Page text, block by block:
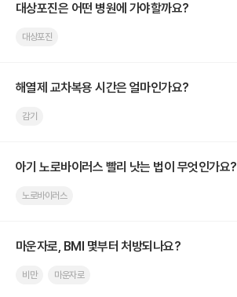
대상포진은 어떤 병원에 가야할까요?
대상포진
해열제 교차복용 시간은 얼마인가요?
감기
아기 노로바이러스 빨리 낫는 법이 무엇인가요?
노로바이러스
마운자로, BMI 몇부터 처방되나요?
비만 마운자로